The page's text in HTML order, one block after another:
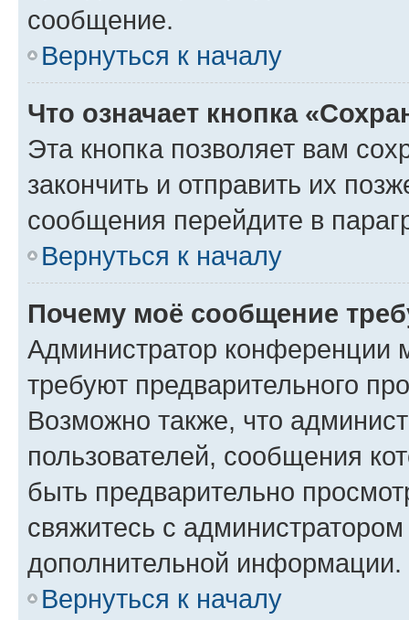
сообщение.
Вернуться к началу
Что означает кнопка
Эта кнопка позволяет вам
закончить и отправить их
сообщения перейдите в
Вернуться к началу
Почему моё сообщение
Администратор конференции
требуют предварительного
Возможно также, что
пользователей, сообщения
быть предварительно
свяжитесь с
дополнительной информации.
Вернуться к началу